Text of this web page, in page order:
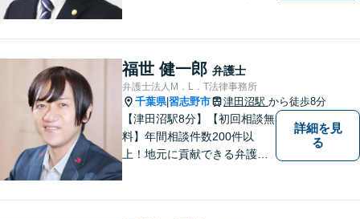
福世 健一郎 弁護士
弁護士法人M．L．T法律事務所
千葉県|習志野市 津田沼駅 から徒歩8分
【津田沼駅8分】【初回相談無
料】年間相談件数200件以
上！地元に貢献できる弁護士
詳細を見
る